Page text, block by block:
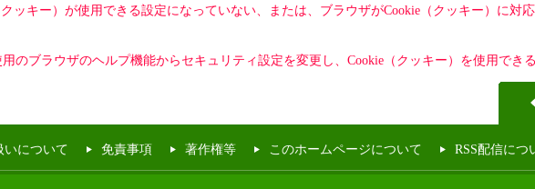
ッキー）が使用できる設定になっていない、または、ブラウザがCookie（クッキー）に
のブラウザのヘルプ機能からセキュリティ設定を変更し、Cookie（クッキー）を使用でき
いについて 免責事項 著作権等 このホームページについて RSS配信につ